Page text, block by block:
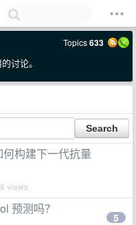
Topics633
讨论。
构建下一代抗量
views
预测吗？
5